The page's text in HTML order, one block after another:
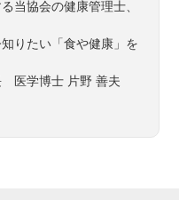
当協会の健康管理士、
りたい「食や健康」を
医学博士 片野 善夫